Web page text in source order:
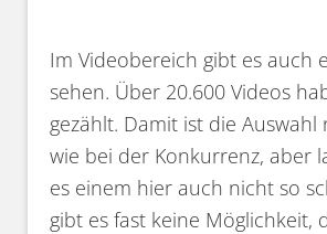
Im Videobereich gibt es auch
sehen. Über 20.600 Videos
gezählt. Damit ist die Auswahl
wie bei der Konkurrenz, aber
es einem hier auch nicht so
gibt es fast keine Möglichkeit,